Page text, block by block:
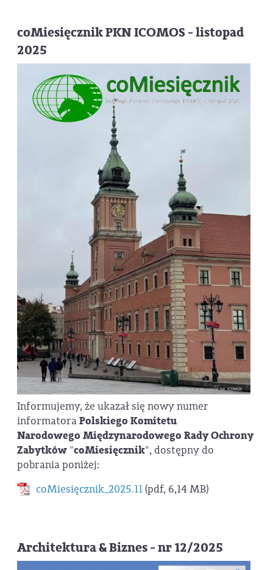
coMiesięcznik PKN ICOMOS - listopad
2025
Informujemy, że ukazał się nowy numer
informatoraPolskiego Komitetu
Narodowego Międzynarodowego Rady Ochrony
Zabytków "coMiesięcznik", dostępny do
pobrania poniżej:
coMiesięcznik_2025.11 (pdf, 6,14 MB)
Architektura & Biznes - nr 12/2025